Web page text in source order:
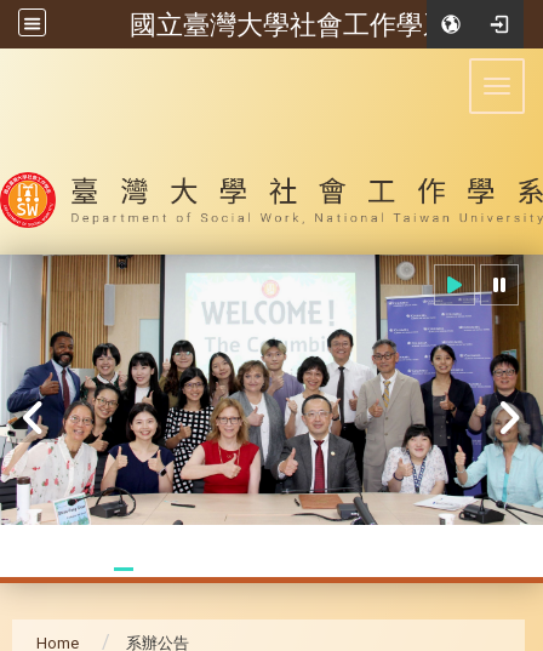
國立臺灣大學社會工作學系
:::
Home 系辦公告